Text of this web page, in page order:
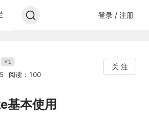
登录 / 注册
V1
阅读：100
关 注
本使用